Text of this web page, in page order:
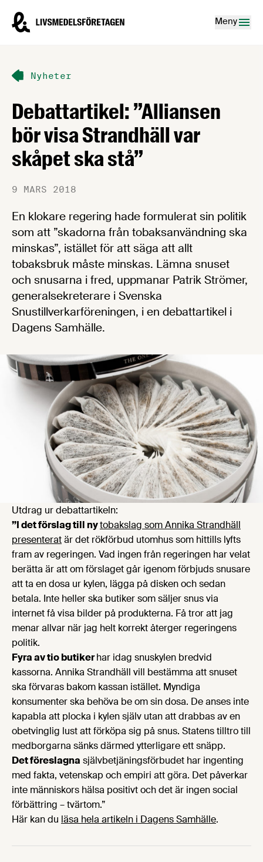
Livsmedelsföretagen – till startsidan
Meny
Nyheter
Debattartikel: ”Alliansen
bör visa Strandhäll var
skåpet ska stå”
9 MARS 2018
En klokare regering hade formulerat sin politik
som att ”skadorna från tobaksanvändning ska
minskas”, istället för att säga att allt
tobaksbruk måste minskas. Lämna snuset
och snusarna i fred, uppmanar Patrik Strömer,
generalsekreterare i Svenska
Snustillverkarföreningen, i en debattartikel i
Dagens Samhälle.
Utdrag ur debattartikeln:
”I det förslag till nytobakslag som Annika Strandhäll
presenteratär det rökförbud utomhus som hittills lyfts
fram av regeringen. Vad ingen från regeringen har velat
berätta är att om förslaget går igenom förbjuds snusare
att ta en dosa ur kylen, lägga på disken och sedan
betala. Inte heller ska butiker som säljer snus via
internet få visa bilder på produkterna. Få tror att jag
menar allvar när jag helt korrekt återger regeringens
politik.
Fyra av tio butikerhar idag snuskylen bredvid
kassorna. Annika Strandhäll vill bestämma att snuset
ska förvaras bakom kassan istället. Myndiga
konsumenter ska behöva be om sin dosa. De anses inte
kapabla att plocka i kylen själv utan att drabbas av en
obetvinglig lust att förköpa sig på snus. Statens tilltro till
medborgarna sänks därmed ytterligare ett snäpp.
Det föreslagna självbetjäningsförbudet har ingenting
med fakta, vetenskap och empiri att göra. Det påverkar
inte människors hälsa positivt och det är ingen social
förbättring – tvärtom.”
Här kan du läsa hela artikeln i Dagens Samhälle.